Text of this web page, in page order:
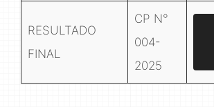
RESULTADO
FINAL
CP N°
004-
2025